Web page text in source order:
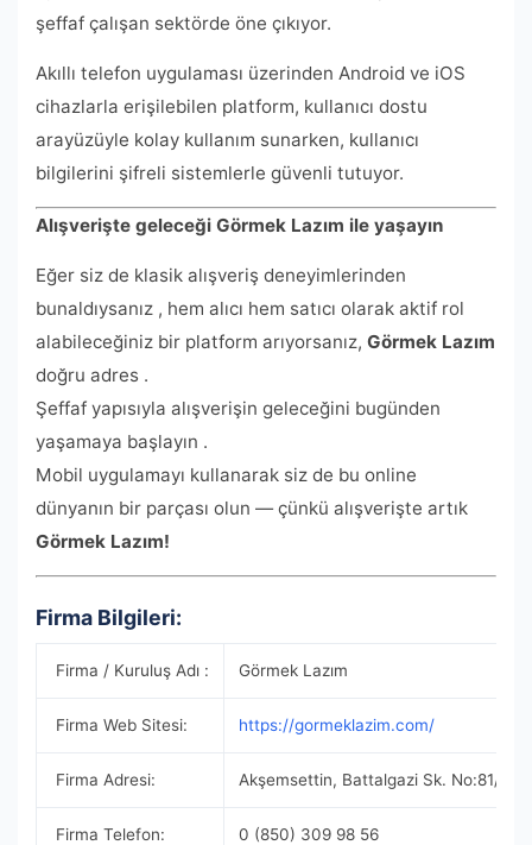
şeffaf çalışan sektörde öne çıkıyor.
Akıllı telefon uygulaması üzerinden Android ve iOS
cihazlarla erişilebilen platform, kullanıcı dostu
arayüzüyle kolay kullanım sunarken, kullanıcı
bilgilerini şifreli sistemlerle güvenli tutuyor.
Alışverişte geleceği Görmek Lazım ile yaşayın
Eğer siz de klasik alışveriş deneyimlerinden
bunaldıysanız , hem alıcı hem satıcı olarak aktif rol
alabileceğiniz bir platform arıyorsanız, Görmek Lazım
doğru adres .
Şeffaf yapısıyla alışverişin geleceğini bugünden
yaşamaya başlayın .
Mobil uygulamayı kullanarak siz de bu online
dünyanın bir parçası olun — çünkü alışverişte artık
Görmek Lazım!
Firma Bilgileri:
Firma / Kuruluş Adı : Görmek Lazım
Firma Web Sitesi: https://gormeklazim.com/
Firma Adresi: Akşemsettin, Battalgazi Sk. No:81/A,
Firma Telefon: 0 (850) 309 98 56